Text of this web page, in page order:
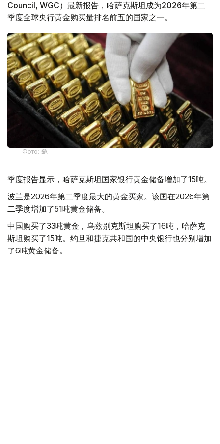
Council, WGC）最新报告，哈萨克斯坦成为2026年第二
季度全球央行黄金购买量排名前五的国家之一。
Фото: ӨзА
季度报告显示，哈萨克斯坦国家银行黄金储备增加了15吨。
波兰是2026年第二季度最大的黄金买家。该国在2026年第
二季度增加了51吨黄金储备。
中国购买了33吨黄金，乌兹别克斯坦购买了16吨，哈萨克
斯坦购买了15吨。约旦和捷克共和国的中央银行也分别增加
了6吨黄金储备。